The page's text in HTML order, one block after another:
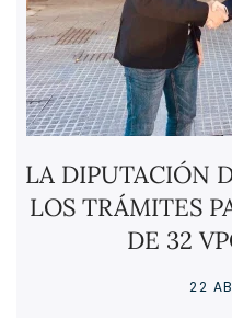
LA DIPUTACIÓN
LOS TRÁMITES
DE 32
22